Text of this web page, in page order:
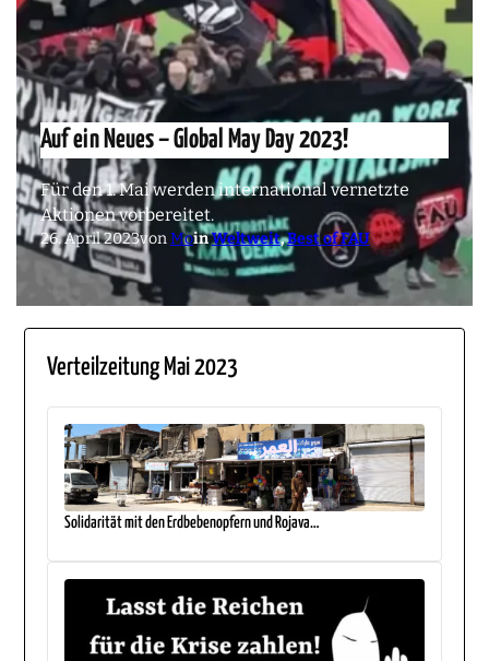
Auf ein Neues – Global May Day 2023!
Für den 1. Mai werden international vernetzte
Aktionen vorbereitet.
26. April 2023vonMoinWeltweit, Best of FAU
Verteilzeitung Mai 2023
Solidarität mit den Erdbebenopfern und Rojava…